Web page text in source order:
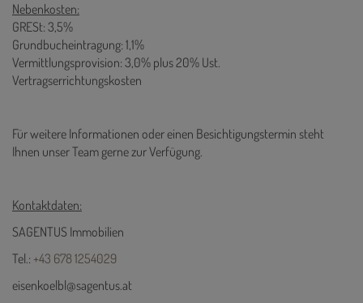
Nebenkosten:
GRESt: 3,5%
Grundbucheintragung: 1,1%
Vermittlungsprovision: 3,0% plus 20% Ust.
Vertragserrichtungskosten
Für weitere Informationen oder einen Besichtigungstermin steht
Ihnen unser Team gerne zur Verfügung.
Kontaktdaten:
SAGENTUS Immobilien
Tel.: +43 678 1254029
eisenkoelbl@sagentus.at